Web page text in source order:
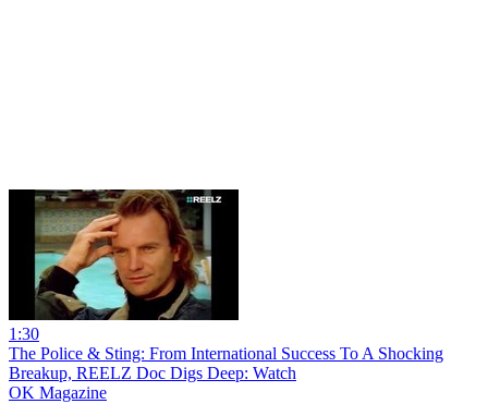
1:30
The Police & Sting: From International Success To A Shocking
Breakup, REELZ Doc Digs Deep: Watch
OK Magazine